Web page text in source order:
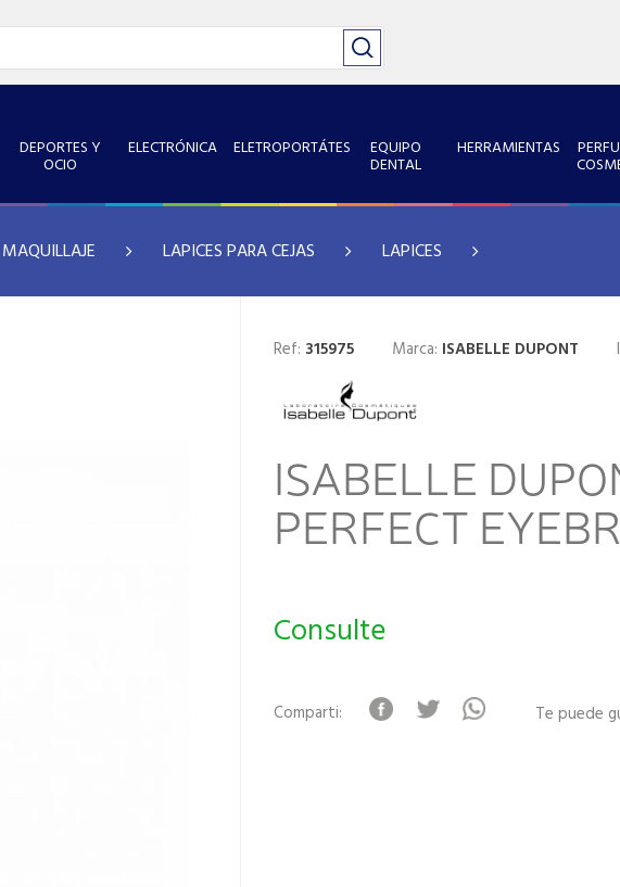
DEPORTES Y
OCIO
ELECTRÓNICA ELETROPORTÁTES EQUIPO
DENTAL
HERRAMIENTAS
MAQUILLAJE LAPICES PARA CEJAS LAPICES
Ref: 315975 Marca: ISABELLE DUPONT
ISABELLE
PERFECT
Consulte
Comparti: Te puede